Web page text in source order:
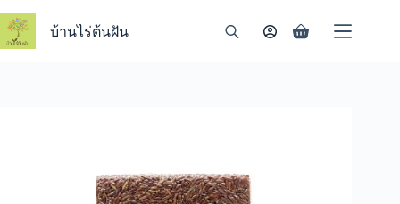
to
content
บ้านไร่ต้นฝัน
Shopping